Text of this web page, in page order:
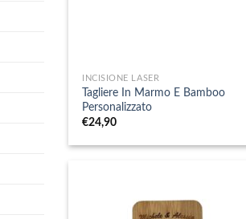
INCISIONE LASER
Tagliere In Marmo E Bamboo
Personalizzato
€24,90